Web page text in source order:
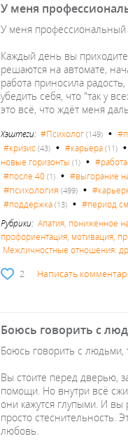
У меня
У меня профессиональный
Каждый день вы
решаются на автомате,
работа приносила
убедить себя, что "так у
это всё, что ждёт меня
Хэштеги:#Психолог (149) •
#кризис (43) •#карьера (11)
новые горизонты (1) •#работа
#после 40 (1) •#выгорание
#психология (499) •
#поддержка (13) •#период
Рубрики:Апатия, пониженное
профориентация, мотивация,
Межличностные отношения:
2 Написать
Боюсь говорить с
Боюсь говорить с людьми,
Вы стоите перед дверью,
помощи. Но внутри всё
они кажутся глупыми. И вы
просто стеснительность.
любовь.